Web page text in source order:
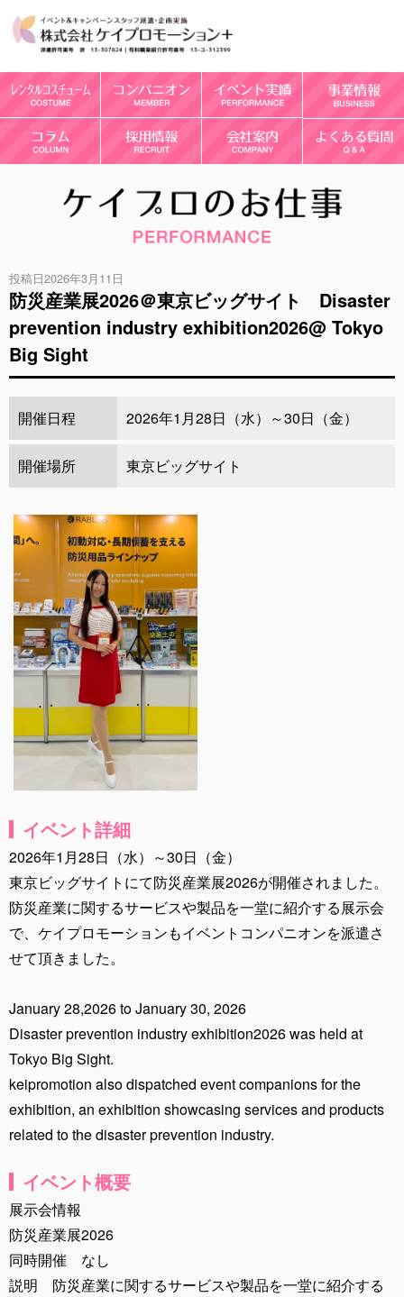
投稿日2026年3月11日
防災産業展2026＠東京ビッグサイト Disaster
prevention industry exhibition2026@ Tokyo
Big Sight
開催日程 2026年1月28日（水）～30日（金）
開催場所 東京ビッグサイト
イベント詳細
2026年1月28日（水）～30日（金）
東京ビッグサイトにて防災産業展2026が開催されました。
防災産業に関するサービスや製品を一堂に紹介する展示会
で、ケイプロモーションもイベントコンパニオンを派遣さ
せて頂きました。
January 28,2026 to January 30, 2026
Disaster prevention industry exhibition2026 was held at
Tokyo Big Sight.
keipromotion also dispatched event companions for the
exhibition, an exhibition showcasing services and products
related to the disaster prevention industry.
イベント概要
展示会情報
防災産業展2026
同時開催 なし
説明 防災産業に関するサービスや製品を一堂に紹介する